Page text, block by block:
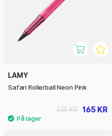
LAMY
Safari Rollerball Neon Pink
165 KR
235 KR